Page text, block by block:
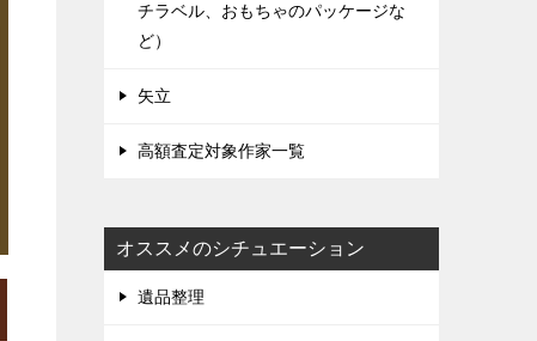
チラベル、おもちゃのパッケージな
ど）
矢立
高額査定対象作家一覧
オススメのシチュエーション
遺品整理